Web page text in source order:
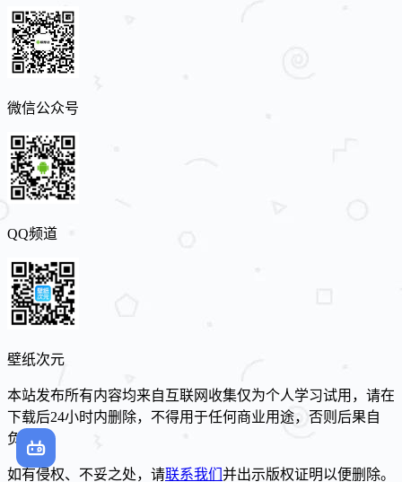
微信公众号
QQ频道
壁纸次元
本站发布所有内容均来自互联网收集仅为个人学习试用，请在
下载后24小时内删除，不得用于任何商业用途，否则后果自
负。
如有侵权、不妥之处，请联系我们 并出示版权证明以便删除。